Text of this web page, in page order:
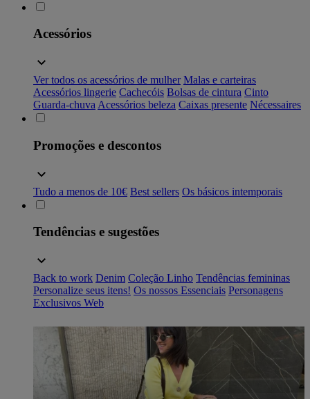
Acessórios
Ver todos os acessórios de mulher Malas e carteiras
Acessórios lingerie Cachecóis Bolsas de cintura Cinto
Guarda-chuva Acessórios beleza Caixas presente Nécessaires
Promoções e descontos
Tudo a menos de 10€ Best sellers Os básicos intemporais
Tendências e sugestões
Back to work Denim Coleção Linho Tendências femininas
Personalize seus itens! Os nossos Essenciais Personagens
Exclusivos Web